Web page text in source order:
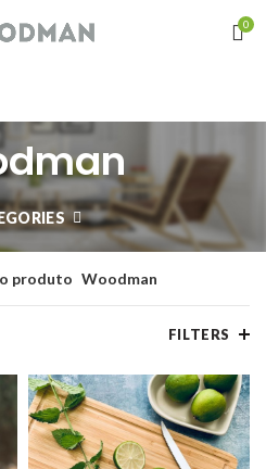
0
produto Woodman
FILTERS